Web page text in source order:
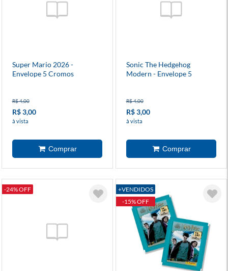
Super Mario 2026 -
Envelope 5 Cromos
R$ 4,00
R$ 3,00
à vista
Sonic The Hedgehog
Modern - Envelope 5
R$ 4,00
R$ 3,00
à vista
-24% OFF
+VENDIDOS
-15% OFF